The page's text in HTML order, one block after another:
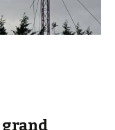
grand